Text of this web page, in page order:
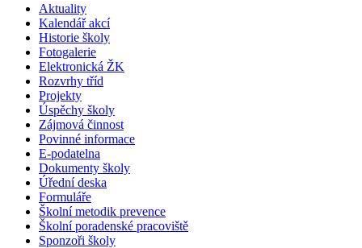
Aktuality
Kalendář akcí
Historie školy
Fotogalerie
Elektronická ŽK
Rozvrhy tříd
Projekty
Úspěchy školy
Zájmová činnost
Povinné informace
E-podatelna
Dokumenty školy
Úřední deska
Formuláře
Školní metodik prevence
Školní poradenské pracoviště
Sponzoři školy